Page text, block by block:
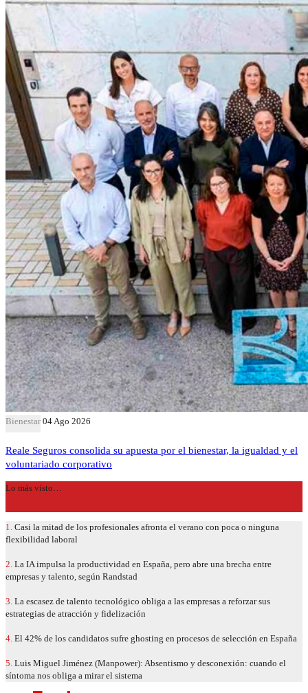
Bienestar 04 Ago 2026
Reale Seguros consolida su apuesta por el bienestar, la igualdad y el
voluntariado corporativo
Lo más visto…
1. Casi la mitad de los profesionales afronta el verano con poca o ninguna
flexibilidad laboral
2. La IA impulsa la productividad en España, pero abre una brecha entre
empresas y talento, según Randstad
3. La escasez de talento tecnológico obliga a las empresas a reforzar sus
estrategias de atracción y fidelización
4. El 42% de los candidatos sufre ghosting en procesos de selección en España
5. Luis Miguel Jiménez (Manpower): Absentismo y desconexión: cuando el
síntoma nos obliga a mirar el sistema